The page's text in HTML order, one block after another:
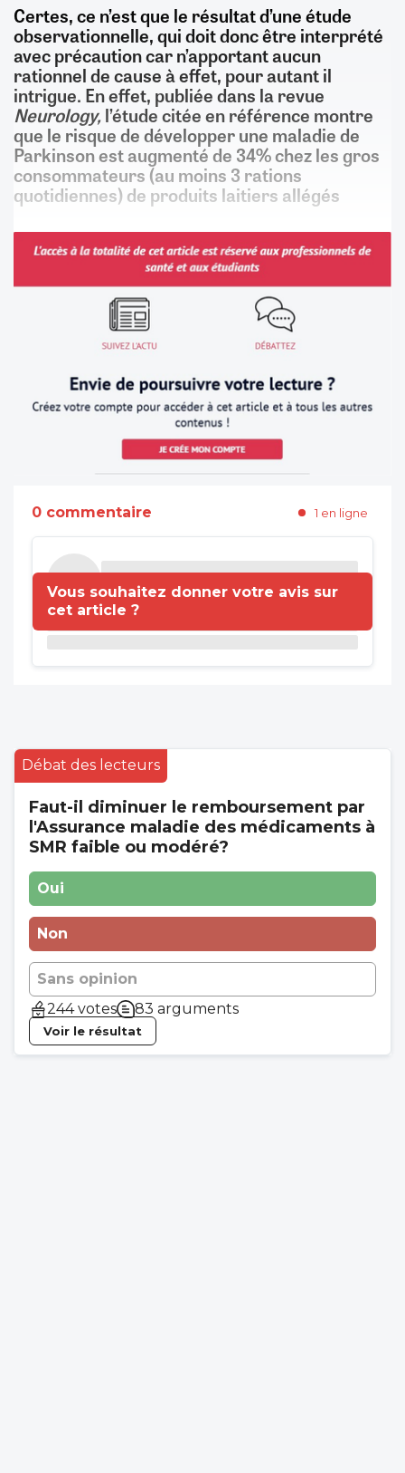
Certes, ce n’est que le résultat d’une étude
observationnelle, qui doit donc être interprété
avec précaution car n’apportant aucun
rationnel de cause à effet, pour autant il
intrigue. En effet, publiée dans la revue
Neurology,l’étude citée en référence montre
que le risque de développer une maladie de
Parkinson est augmenté de 34% chez les gros
consommateurs (au moins 3 rations
quotidiennes) de produits laitiers allégés
0 commentaire 1 en ligne
Vous souhaitez donner votre avis sur
cet article ?
Débat des lecteurs
Faut-il diminuer le remboursement par
l'Assurance maladie des médicaments à
SMR faible ou modéré?
Oui
Non
Sans opinion
244 votes
83 arguments
Voir le résultat